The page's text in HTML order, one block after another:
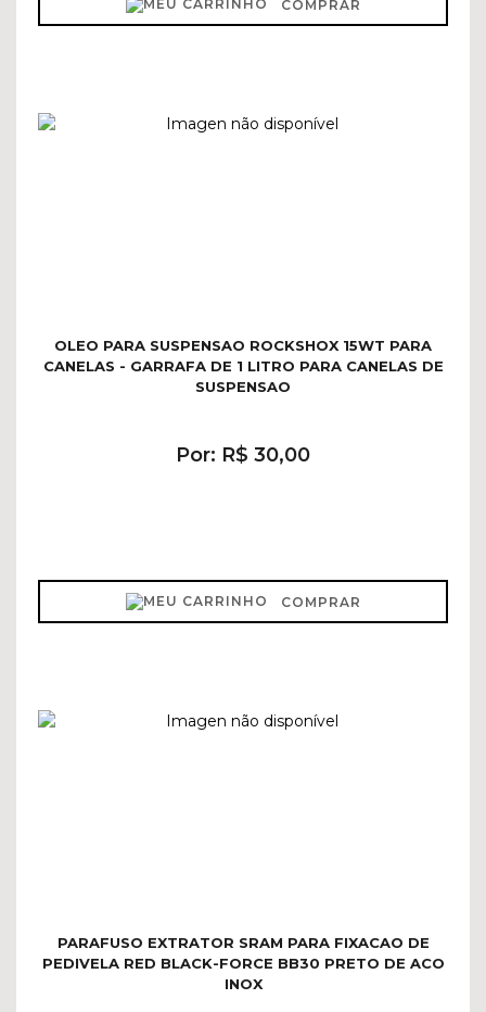
COMPRAR
OLEO PARA SUSPENSAO ROCKSHOX 15WT PARA
CANELAS - GARRAFA DE 1 LITRO PARA CANELAS DE
SUSPENSAO
Por: R$ 30,00
COMPRAR
PARAFUSO EXTRATOR SRAM PARA FIXACAO DE
PEDIVELA RED BLACK-FORCE BB30 PRETO DE ACO
INOX